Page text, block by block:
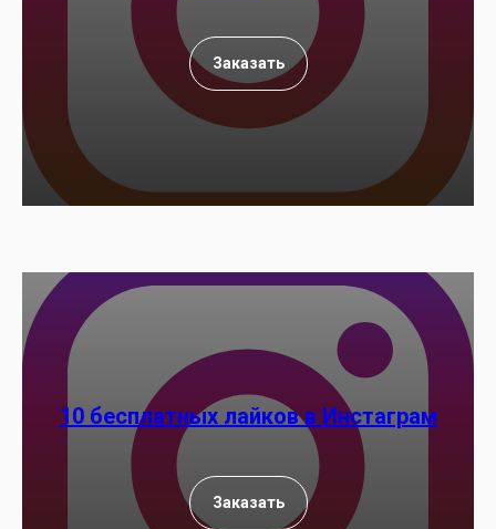
Заказать
10 бесплатных лайков в Инстаграм
Заказать